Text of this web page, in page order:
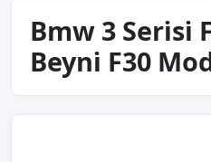
Bmw 3 Seri̇si̇
Beyni̇ F30